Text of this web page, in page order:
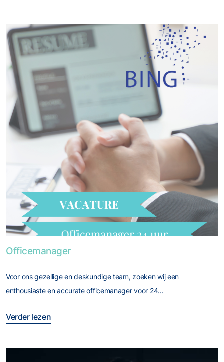
Officemanager
Voor ons gezellige en deskundige team, zoeken wij een
enthousiaste en accurate officemanager voor 24...
Verder lezen